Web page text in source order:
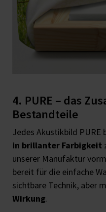
4. PURE – das
Bestandteile
Jedes Akustikbild PURE
in brillanter Farbigkeit
unserer Manufaktur
bereit für die einfache
sichtbare Technik, aber
Wirkung.